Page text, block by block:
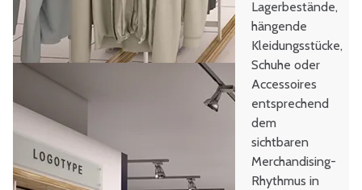
Lagerbestände,
hängende
Kleidungsstücke,
Schuhe oder
Accessoires
entsprechend
dem
sichtbaren
Merchandising-
Rhythmus in